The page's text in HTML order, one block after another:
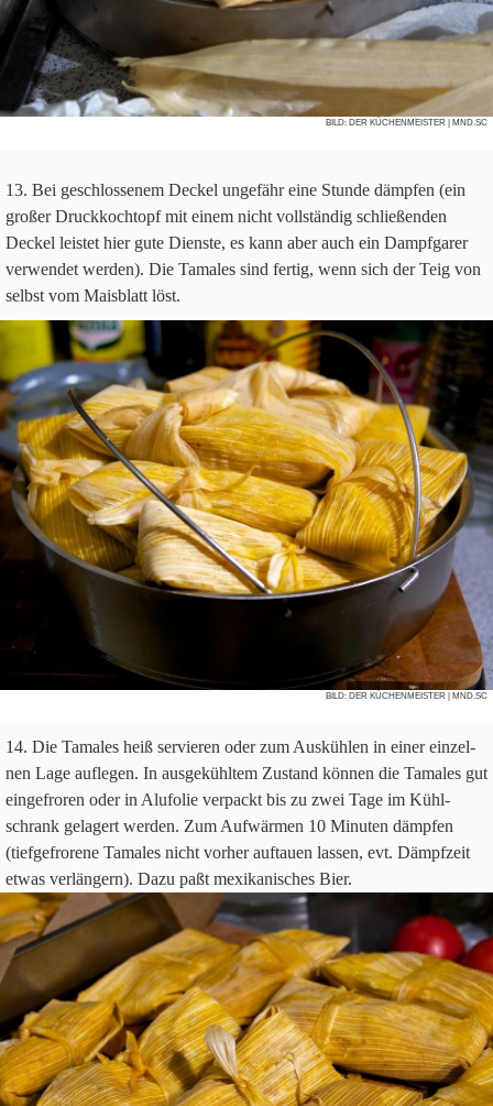
BILD: DER KÜCHENMEISTER | MND.SC
Bei geschlos­se­nem Deckel unge­fähr eine Stunde dämp­fen (ein
gro­ßer Druck­koch­topf mit einem nicht voll­stän­dig schlie­ßen­den
Deckel lei­stet hier gute Dien­ste, es kann aber auch ein Dampf­ga­rer
ver­wen­det wer­den). Die Tama­les sind fer­tig, wenn sich der Teig von
selbst vom Mais­blatt löst.
BILD: DER KÜCHENMEISTER | MND.SC
Die Tama­les heiß ser­vie­ren oder zum Aus­küh­len in einer ein­zel­
nen Lage auf­le­gen. In aus­ge­kühl­tem Zustand kön­nen die Tama­les gut
ein­ge­fro­ren oder in Alu­fo­lie ver­packt bis zu zwei Tage im Kühl­
schrank gela­gert wer­den. Zum Auf­wär­men 10 Minu­ten dämp­fen
(tief­ge­fro­rene Tama­les nicht vor­her auf­tauen las­sen, evt. Dämpf­zeit
etwas ver­län­gern). Dazu paßt mexi­ka­ni­sches Bier.